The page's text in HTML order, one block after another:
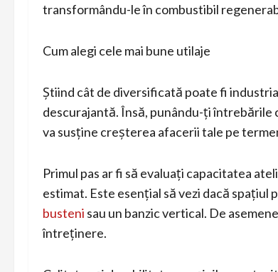
transformându-le în combustibil
Cum alegi cele mai bune utilaje
Știind cât de diversificată poate fi
descurajantă. Însă, punându-ți
va susține creșterea afacerii tale pe
Primul pas ar fi să evaluați capacitatea
estimat. Este esențial să vezi dacă spațiul
busteni sau un banzic vertical. De
întreținere.